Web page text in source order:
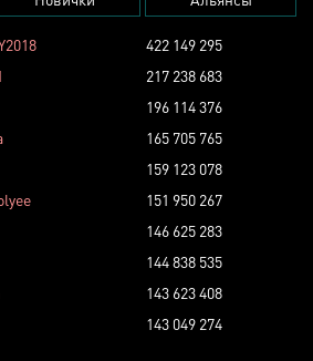
422 149 295
217 238 683
196 114 376
165 705 765
159 123 078
151 950 267
146 625 283
144 838 535
143 623 408
143 049 274